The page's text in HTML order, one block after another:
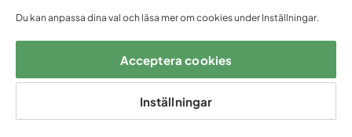
Följ oss på:
Du kan anpassa dina val och läsa mer om cookies under Inställningar.
Acceptera cookies
Inställningar